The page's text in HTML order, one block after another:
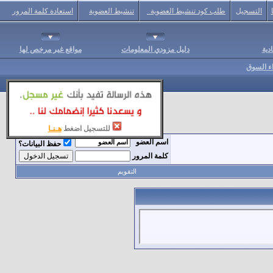
للتسجيل اضغط هـنـا
التسجيل طلب كود تنشيط العضوية تنشيط العضوية استعادة كلمة المرور
دليل مزودي المعلومات مواقع غير مرخص لها
السوق
اسم العضو
حفظ البيانات؟
كلمة المرور
التقويم